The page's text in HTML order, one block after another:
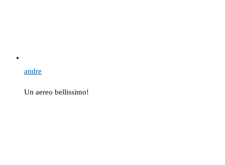
andre
Un aereo bellissimo!